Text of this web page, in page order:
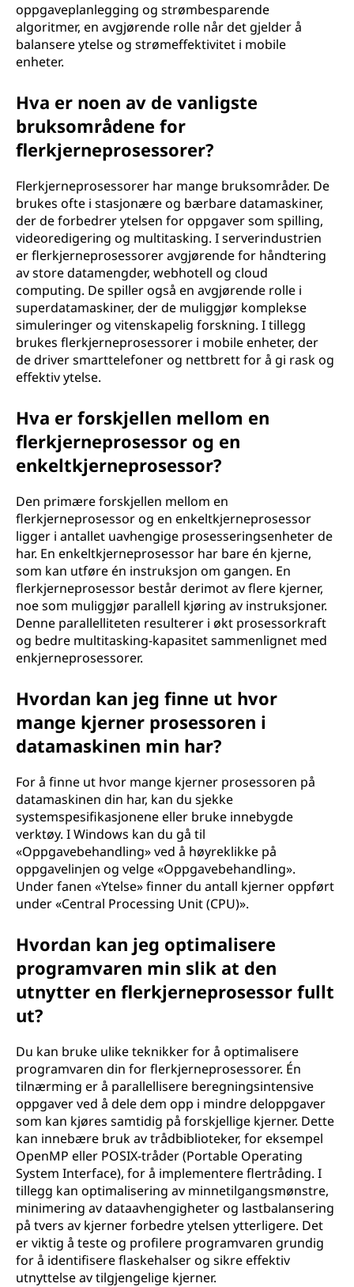
oppgaveplanlegging og strømbesparende
algoritmer, en avgjørende rolle når det gjelder å
balansere ytelse og strømeffektivitet i mobile
enheter.
Hva er noen av de vanligste
bruksområdene for
flerkjerneprosessorer?
Flerkjerneprosessorer har mange bruksområder. De
brukes ofte i stasjonære og bærbare datamaskiner,
der de forbedrer ytelsen for oppgaver som spilling,
videoredigering og multitasking. I serverindustrien
er flerkjerneprosessorer avgjørende for håndtering
av store datamengder, webhotell og cloud
computing. De spiller også en avgjørende rolle i
superdatamaskiner, der de muliggjør komplekse
simuleringer og vitenskapelig forskning. I tillegg
brukes flerkjerneprosessorer i mobile enheter, der
de driver smarttelefoner og nettbrett for å gi rask og
effektiv ytelse.
Hva er forskjellen mellom en
flerkjerneprosessor og en
enkeltkjerneprosessor?
Den primære forskjellen mellom en
flerkjerneprosessor og en enkeltkjerneprosessor
ligger i antallet uavhengige prosesseringsenheter de
har. En enkeltkjerneprosessor har bare én kjerne,
som kan utføre én instruksjon om gangen. En
flerkjerneprosessor består derimot av flere kjerner,
noe som muliggjør parallell kjøring av instruksjoner.
Denne parallelliteten resulterer i økt prosessorkraft
og bedre multitasking-kapasitet sammenlignet med
enkjerneprosessorer.
Hvordan kan jeg finne ut hvor
mange kjerner prosessoren i
datamaskinen min har?
For å finne ut hvor mange kjerner prosessoren på
datamaskinen din har, kan du sjekke
systemspesifikasjonene eller bruke innebygde
verktøy. I Windows kan du gå til
«Oppgavebehandling» ved å høyreklikke på
oppgavelinjen og velge «Oppgavebehandling».
Under fanen «Ytelse» finner du antall kjerner oppført
under «Central Processing Unit (CPU)».
Hvordan kan jeg optimalisere
programvaren min slik at den
utnytter en flerkjerneprosessor fullt
ut?
Du kan bruke ulike teknikker for å optimalisere
programvaren din for flerkjerneprosessorer. Én
tilnærming er å parallellisere beregningsintensive
oppgaver ved å dele dem opp i mindre deloppgaver
som kan kjøres samtidig på forskjellige kjerner. Dette
kan innebære bruk av trådbiblioteker, for eksempel
OpenMP eller POSIX-tråder (Portable Operating
System Interface), for å implementere flertråding. I
tillegg kan optimalisering av minnetilgangsmønstre,
minimering av dataavhengigheter og lastbalansering
på tvers av kjerner forbedre ytelsen ytterligere. Det
er viktig å teste og profilere programvaren grundig
for å identifisere flaskehalser og sikre effektiv
utnyttelse av tilgjengelige kjerner.